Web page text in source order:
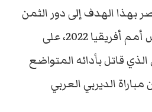
الهدف إلى دور الثمن
النهائي من بطولة. كأس أمم أفريقيا 2022، على
قاتل بأدائه المتواضع
الديربي العربي